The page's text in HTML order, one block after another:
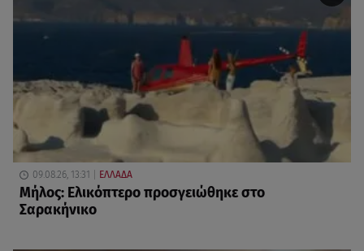
09.08.26, 13:31 ΕΛΛΑΔΑ
Μήλος: Ελικόπτερο προσγειώθηκε στο
Σαρακήνικο